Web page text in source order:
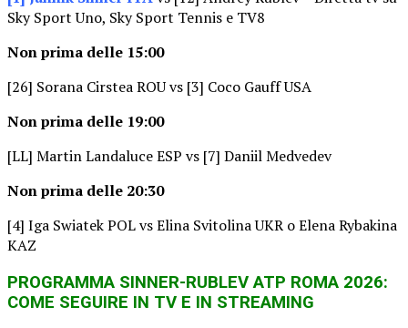
Sky Sport Uno, Sky Sport Tennis e TV8
Non prima delle 15:00
[26] Sorana Cirstea ROU vs [3] Coco Gauff USA
Non prima delle 19:00
[LL] Martin Landaluce ESP vs [7] Daniil Medvedev
Non prima delle 20:30
[4] Iga Swiatek POL vs Elina Svitolina UKR o Elena Rybakina
KAZ
PROGRAMMA SINNER-RUBLEV ATP ROMA 2026:
COME SEGUIRE IN TV E IN STREAMING